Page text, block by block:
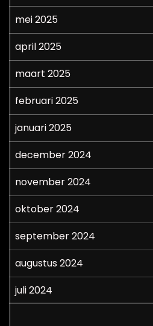
mei 2025
april 2025
maart 2025
februari 2025
januari 2025
december 2024
november 2024
oktober 2024
september 2024
augustus 2024
juli 2024